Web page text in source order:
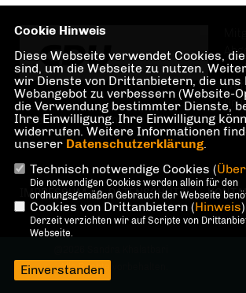
von
Halensee, Preußenpark, Hohenzollerndamm
IMPRESSUM DATENSCHUTZ
Alle Rechte vorbehalten.
Cookie Hinweis
Diese Webseite verwendet Cookies,
sind, um die Webseite zu nutzen.
wir Dienste von Drittanbietern, die uns
Webangebot zu verbessern (Website-
die Verwendung bestimmter Dienste,
Ihre Einwilligung. Ihre Einwilligung
widerrufen. Weitere Informationen
unserer Datenschutzerklärung.
Technisch notwendige Cookies (
Die notwendigen Cookies werden allein für den
ordnungsgemäßen Gebrauch der Webseite
Cookies von Drittanbietern (Hinweis)
Derzeit verzichten wir auf Scripte von
Webseite.
Einverstanden